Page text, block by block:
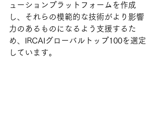
ューションプラットフォームを作成
し、それらの模範的な技術がより影響
力のあるものになるよう支援するた
め、IRCAIグローバルトップ100を選定
しています。